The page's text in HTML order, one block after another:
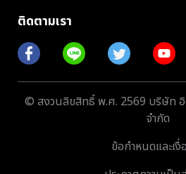
ติดตามเรา
© สงวนลิขสิทธิ์ พ.ศ. 2569 บริษัท อิ
จำกัด
ข้อกำหนดและเงื่